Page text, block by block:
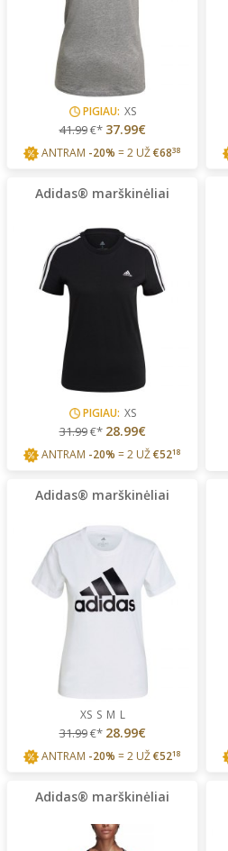
PIGIAU: XS
41.99€* 37.99€
ANTRAM -20% = 2 UŽ€6838
Adidas® marškinėliai
PIGIAU: XS
31.99€* 28.99€
ANTRAM -20% = 2 UŽ€5218
Adidas® marškinėliai
XS S M L
31.99€* 28.99€
ANTRAM -20% = 2 UŽ€5218
Adidas® marškinėliai